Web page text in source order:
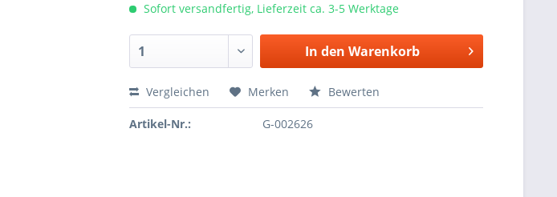
Sofort versandfertig, Lieferzeit ca. 3-5 Werktage
In den Warenkorb
Vergleichen Merken Bewerten
Artikel-Nr.: G-002626